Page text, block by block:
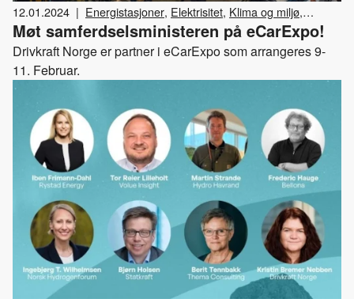
12.01.2024 | Energistasjoner, Elektrisitet, Klima og miljø,
Arrangementer
Møt samferdselsministeren på eCarExpo!
Drivkraft Norge er partner i eCarExpo som arrangeres 9-
11. Februar.